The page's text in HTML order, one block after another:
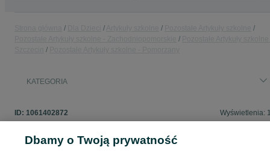
KATEGORIA
ID: 1061402872 Wyświetlenia:
Dbamy o Twoją prywatność